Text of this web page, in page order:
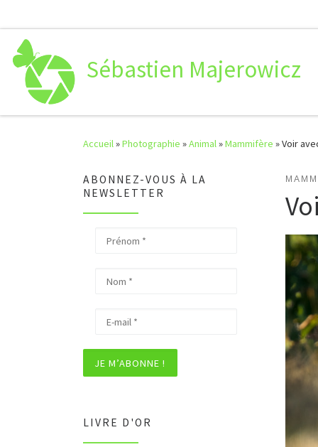
Sébastien Majerowicz
Accueil»Photographie »Animal»Mammifère »Voir
ABONNEZ-VOUS À LA
NEWSLETTER
LIVRE D'OR